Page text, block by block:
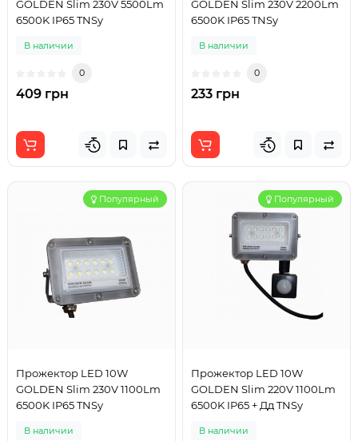
GOLDEN Slim 230V 5500Lm
6500K IP65 TNSy
В наличии
0
409 грн
GOLDEN Slim 230V 2200Lm
6500K IP65 TNSy
В наличии
0
233 грн
Популярный
Прожектор LED 10W
GOLDEN Slim 230V 1100Lm
6500K IP65 TNSy
В наличии
Популярный
Прожектор LED 10W
GOLDEN Slim 220V 1100Lm
6500K IP65 + Дд TNSy
В наличии